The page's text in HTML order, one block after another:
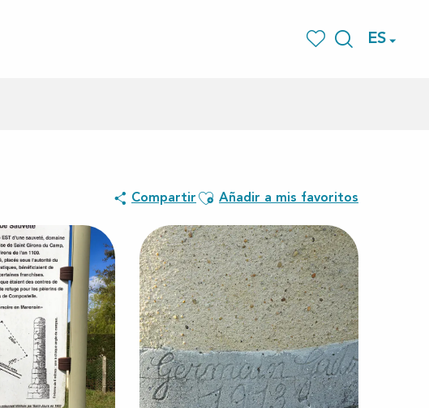
ES
Compartir Ajouter aux favoris
Añadir a mis favoritos